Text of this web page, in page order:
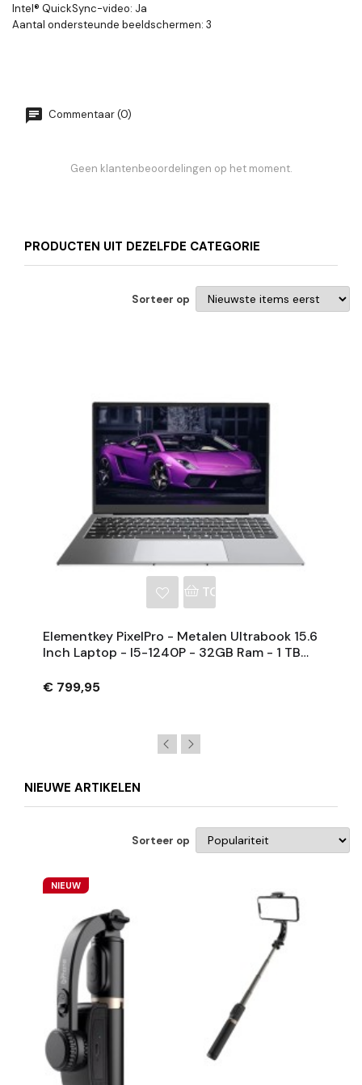
Intel® QuickSync-video: Ja
Aantal ondersteunde beeldschermen: 3
Commentaar (0)
Geen klantenbeoordelingen op het moment.
PRODUCTEN UIT DEZELFDE CATEGORIE
Sorteer op
TOEVOEGEN AAN
Elementkey PixelPro - Metalen Ultrabook 15.6
Inch Laptop - I5-1240P - 32GB Ram - 1 TB
€ 799,95
NIEUWE ARTIKELEN
Sorteer op
NIEUW